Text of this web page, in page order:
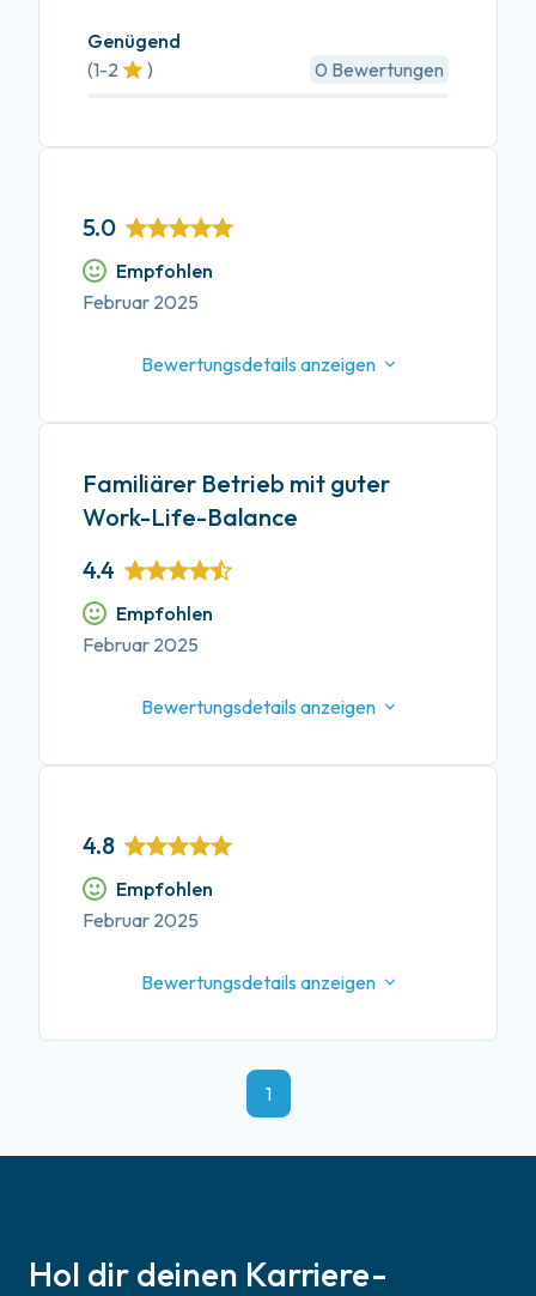
Genügend
(1-2 ) 0 Bewertungen
5.0
Empfohlen
Februar 2025
Bewertungsdetails anzeigen
Familiärer Betrieb mit guter
Work-Life-Balance
4.4
Empfohlen
Februar 2025
Bewertungsdetails anzeigen
4.8
Empfohlen
Februar 2025
Bewertungsdetails anzeigen
1
Hol dir deinen Karriere-